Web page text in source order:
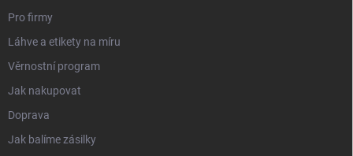
Pro firmy
Láhve a etikety na míru
Věrnostní program
Jak nakupovat
Doprava
Jak balíme zásilky